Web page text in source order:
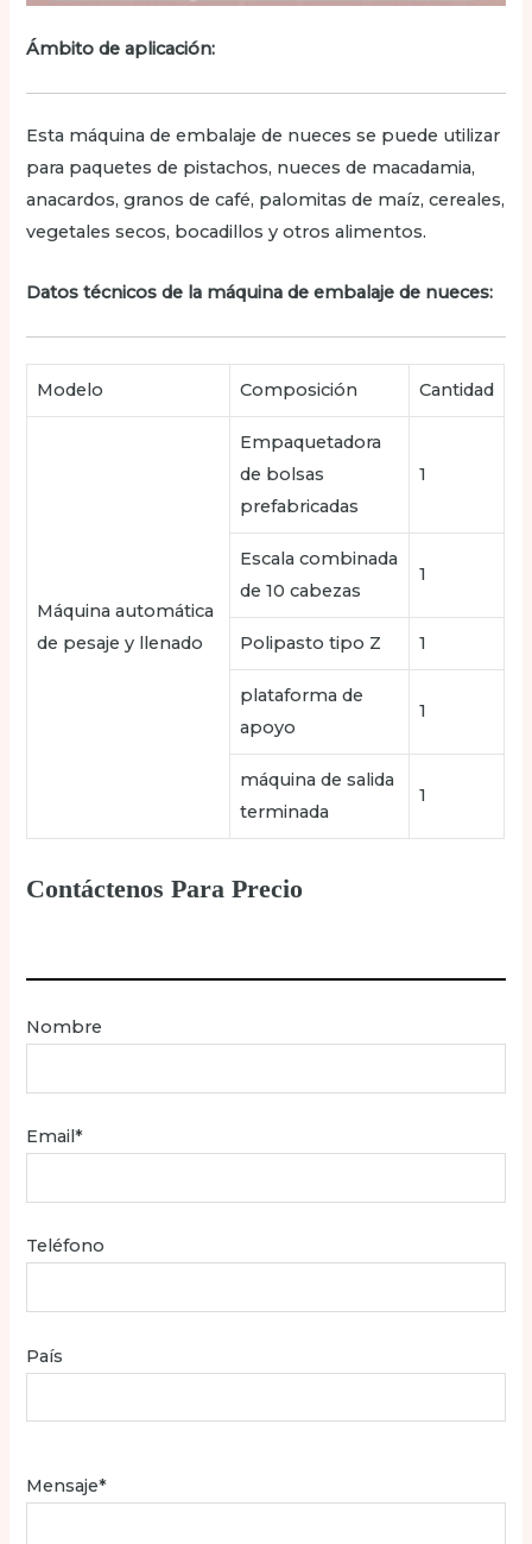
Ámbito de aplicación:
Esta máquina de embalaje de nueces se puede utilizar
para paquetes de pistachos, nueces de macadamia,
anacardos, granos de café, palomitas de maíz, cereales,
vegetales secos, bocadillos y otros alimentos.
Datos técnicos de la máquina de embalaje de nueces:
Modelo Composición Cantidad
Máquina automática
de pesaje y llenado
Empaquetadora
de bolsas
prefabricadas
1
Escala combinada
de 10 cabezas
1
Polipasto tipo Z 1
plataforma de
apoyo
1
máquina de salida
terminada
1
Contáctenos Para Precio
Nombre
Email*
Teléfono
País
Mensaje*